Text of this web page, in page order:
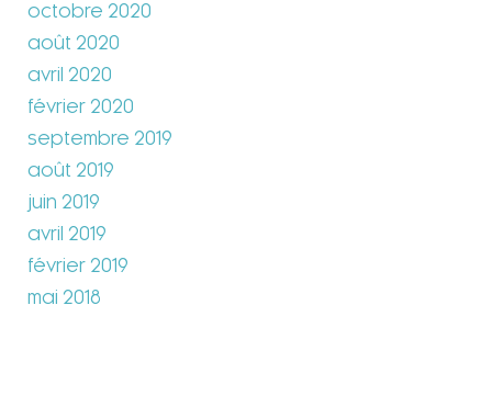
octobre 2020
août 2020
avril 2020
février 2020
septembre 2019
août 2019
juin 2019
avril 2019
février 2019
mai 2018